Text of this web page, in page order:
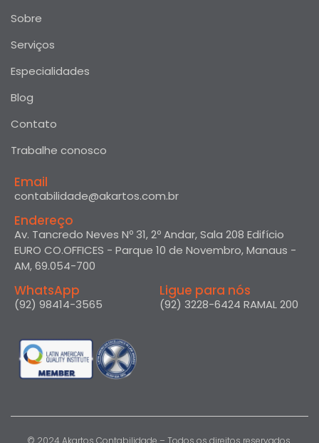
Sobre
Serviços
Especialidades
Blog
Contato
Trabalhe conosco
Email
contabilidade@akartos.com.br
Endereço
Av. Tancredo Neves Nº 31, 2º Andar, Sala 208 Edifício
EURO CO.OFFICES - Parque 10 de Novembro, Manaus -
AM, 69.054-700
WhatsApp
(92) 98414-3565
Ligue para nós
(92) 3228-6424 RAMAL 200
© 2024 Akartos Contabilidade – Todos os direitos reservados.